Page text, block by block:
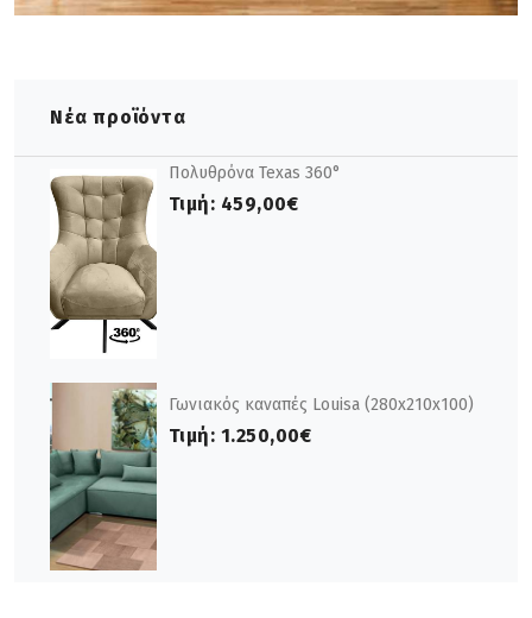
Νέα προϊόντα
Πολυθρόνα Texas 360°
Τιμή: 459,00€
Γωνιακός καναπές Louisa (280x210x100)
Τιμή: 1.250,00€